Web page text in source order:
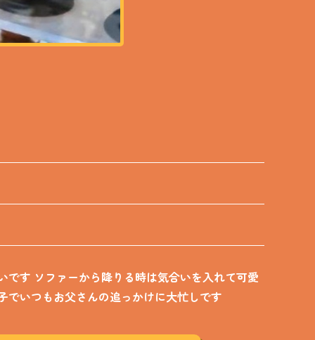
す ソファーから降りる時は気合いを入れて可愛
いつもお父さんの追っかけに大忙しです